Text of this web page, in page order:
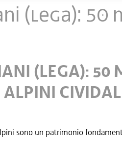
(LEGA): 50
(LEGA): 50
sono un patrimonio